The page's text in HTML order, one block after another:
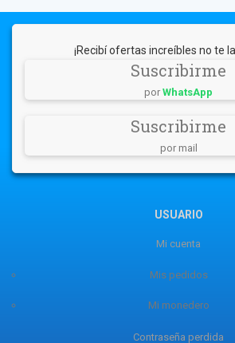
¡Recibí ofertas increíbles no te
Suscribirme
por WhatsApp
Suscribirme
por mail
USUARIO
Mi cuenta
Mis pedidos
Mi monedero
Contraseña perdida